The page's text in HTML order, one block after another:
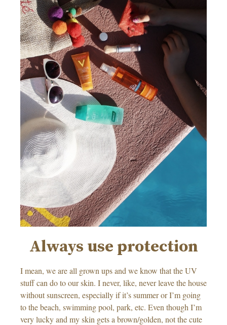
Always use protection
I mean, we are all grown ups and we know that the UV
stuff can do to our skin. I never, like, never leave the house
without sunscreen, especially if it’s summer or I’m going
to the beach, swimming pool, park, etc. Even though I’m
very lucky and my skin gets a brown/golden, not the cute